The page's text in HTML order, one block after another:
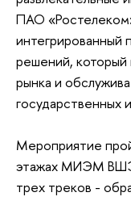
ПАО
интегрированный
решений, который
рынка и
государственных
Мероприятие
этажах МИЭМ
трех треков -